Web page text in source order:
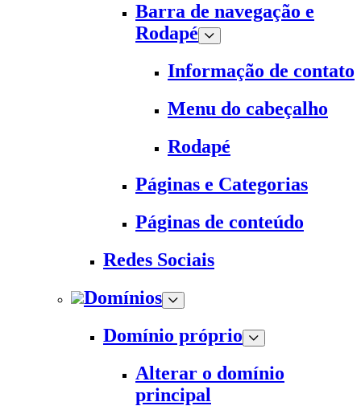
Barra de navegação e
Rodapé
Informação de contato
Menu do cabeçalho
Rodapé
Páginas e Categorias
Páginas de conteúdo
Redes Sociais
Domínios
Domínio próprio
Alterar o domínio
principal